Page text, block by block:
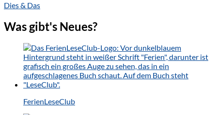
Dies & Das
Was gibt's Neues?
FerienLeseClub